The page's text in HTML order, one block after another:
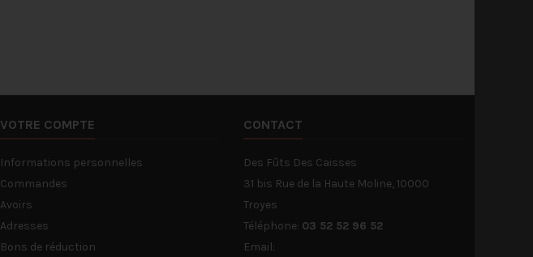
VOTRE COMPTE
Informations personnelles
Commandes
Avoirs
Adresses
Bons de réduction
CONTACT
Des Fûts Des Caisses
31 bis Rue de la Haute Moline, 10000
Troyes
Téléphone: 03 52 52 96 52
Email: